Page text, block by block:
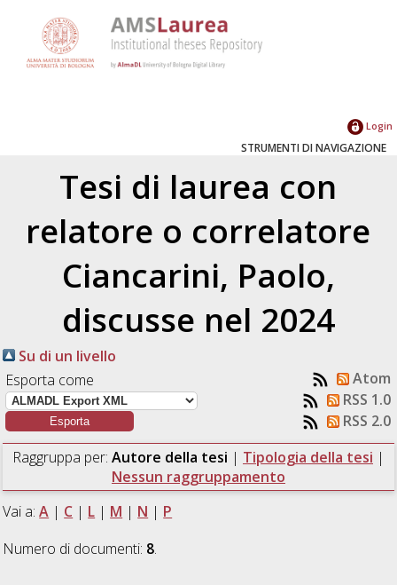
Login
STRUMENTI DI NAVIGAZIONE
Tesi di laurea con
relatore o correlatore
Ciancarini, Paolo,
discusse nel 2024
Su di un livello
Esporta come
Atom
RSS 1.0
RSS 2.0
Raggruppa per: Autore della tesi | Tipologia della tesi |
Nessun raggruppamento
Vai a:A | C | L | M | N | P
Numero di documenti: 8.